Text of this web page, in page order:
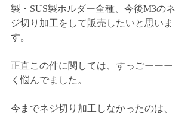
製・SUS製ホルダー全種、今後M3のネ
ジ切り加工をして販売したいと思いま
す。
正直この件に関しては、すっごーーー
く悩んでました。
今までネジ切り加工しなかったのは、